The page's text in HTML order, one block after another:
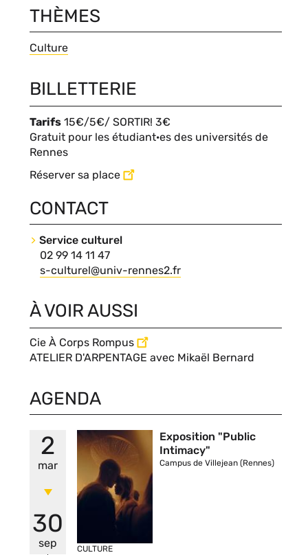
THÈMES
Thèmes
Culture
Blocs
personnalisables
BILLETTERIE
Contenu
du
bloc
Tarifs 15€/5€/ SORTIR! 3€
Gratuit pour les étudiant·es des universités de
Rennes
Réserver sa place
CONTACT
Contact
Nom
du
Service culturel
Téléphone
02 99 14 11 47
Courriel
s-culturel@univ-rennes2.fr
À VOIR AUSSI
Cie À Corps Rompus
ATELIER D'ARPENTAGE avec Mikaël Bernard
AGENDA
2
mar
30
sep
Vignette
Exposition "Public
Intimacy"
Campus de Villejean (Rennes)
CULTURE